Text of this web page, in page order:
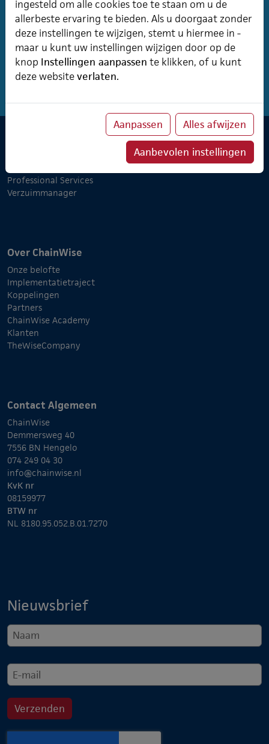
Invoegvelden in een RTF-document zijn
hoofdlettergevoelig. Gebruik alleen kleine letters.
Lees meer
Professional Services
Verzuimmanager
Over ChainWise
Onze belofte
Implementatietraject
Koppelingen
Partners
ChainWise Academy
Klanten
TheWiseCompany
Contact Algemeen
ChainWise
Demmersweg 40
7556 BN Hengelo
074 249 04 30
info@chainwise.nl
KvK nr
08159977
BTW nr
NL 8180.95.052.B.01.7270
Nieuwsbrief
ingesteld om alle cookies toe te staan om u de
allerbeste ervaring te bieden. Als u doorgaat zonder
deze instellingen te wijzigen, stemt u hiermee in -
maar u kunt uw instellingen wijzigen door op de
knop Instellingen aanpassen te klikken, of u kunt
deze websiteverlaten.
Aanpassen Alles afwijzen
Aanbevolen instellingen